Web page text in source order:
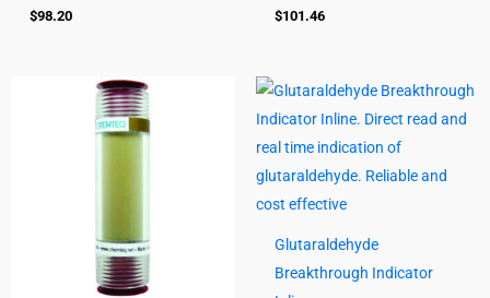
$98.20 $101.46
Glutaraldehyde
Breakthrough Indicator